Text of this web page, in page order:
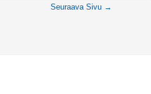
Seuraava Sivu →